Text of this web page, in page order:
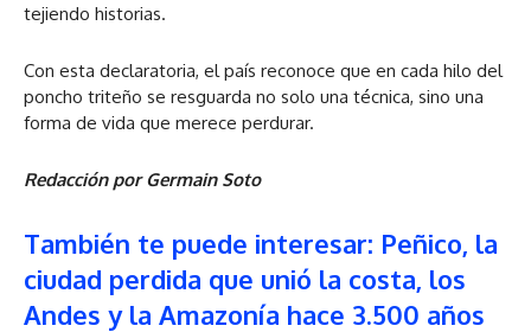
tejiendo historias.
Con esta declaratoria, el país reconoce que en cada hilo del
poncho triteño se resguarda no solo una técnica, sino una
forma de vida que merece perdurar.
Redacción por Germain Soto
También te puede interesar: Peñico, la
ciudad perdida que unió la costa, los
Andes y la Amazonía hace 3.500 años